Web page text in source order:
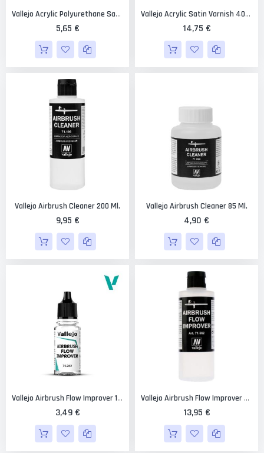
Vallejo Acrylic Polyurethane Satin Varnish 60 Ml.
5,65 €
Vallejo Acrylic Satin Varnish 400 Ml.
14,75 €
Vallejo Airbrush Cleaner 200 Ml.
9,95 €
Vallejo Airbrush Cleaner 85 Ml.
4,90 €
Vallejo Airbrush Flow Improver 18 Ml.
3,49 €
Vallejo Airbrush Flow Improver 200 Ml.
13,95 €